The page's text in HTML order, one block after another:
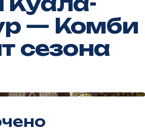
— Комби
сезона